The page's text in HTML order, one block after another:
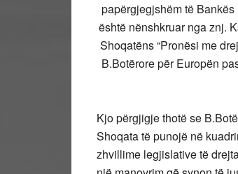
papërgjegjshëm të
është nënshkruar nga znj.
Shoqatëns “Pronësi me
B.Botërore për Europën
Kjo përgjigje thotë se
Shoqata të punojë në
zhvillime legjislative të